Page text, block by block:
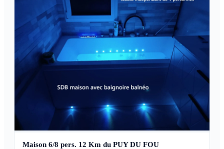
Maison 6/8 pers. 12 Km du PUY DU FOU